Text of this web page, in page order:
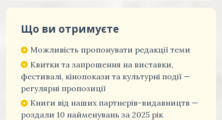
Що ви отримуєте
Можливість пропонувати редакції теми
Квитки та запрошення на виставки,
фестивалі, кінопокази та культурні події —
регулярні пропозиції
Книги від наших партнерів-видавництв —
роздали 10 найменувань за 2025 рік